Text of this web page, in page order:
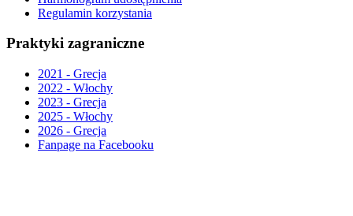
Regulamin korzystania
Praktyki zagraniczne
2021 - Grecja
2022 - Włochy
2023 - Grecja
2025 - Włochy
2026 - Grecja
Fanpage na Facebooku